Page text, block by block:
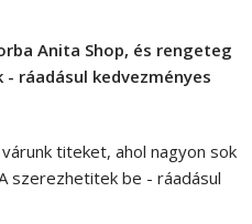
Anita Shop, és rengeteg
ráadásul kedvezményes
titeket, ahol nagyon sok
szerezhetitek be - ráadásul